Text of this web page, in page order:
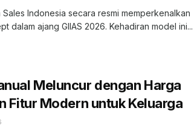
Indonesia secara resmi memperkenalkan
dalam ajang GIIAS 2026. Kehadiran model ini...
Meluncur dengan Harga
Fitur Modern untuk Keluarga